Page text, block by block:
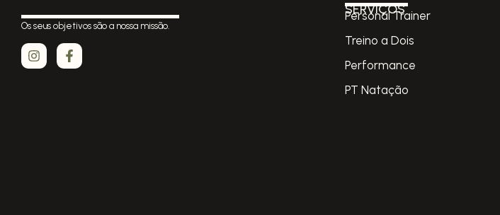
Os seus objetivos são a nossa missão.
SERVIÇOS
Personal Trainer
Treino a Dois
Performance
PT Natação